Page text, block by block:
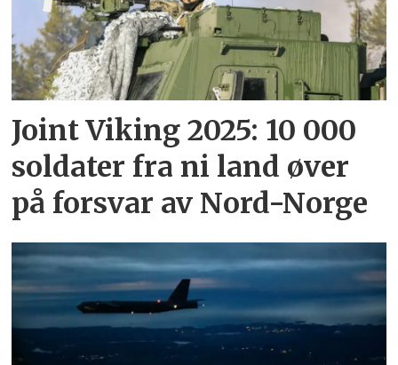
Joint Viking 2025: 10 000
soldater fra ni land øver
på forsvar av Nord-Norge